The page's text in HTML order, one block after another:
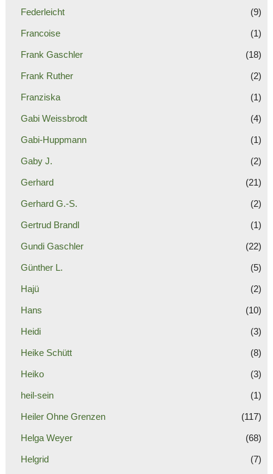
Federleicht (9)
Francoise (1)
Frank Gaschler (18)
Frank Ruther (2)
Franziska (1)
Gabi Weissbrodt (4)
Gabi-Huppmann (1)
Gaby J. (2)
Gerhard (21)
Gerhard G.-S. (2)
Gertrud Brandl (1)
Gundi Gaschler (22)
Günther L. (5)
Hajü (2)
Hans (10)
Heidi (3)
Heike Schütt (8)
Heiko (3)
heil-sein (1)
Heiler Ohne Grenzen (117)
Helga Weyer (68)
Helgrid (7)